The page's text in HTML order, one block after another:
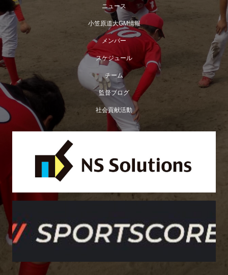
ニュース
小笠原道大GM情報
メンバー
スケジュール
チーム
監督ブログ
社会貢献活動